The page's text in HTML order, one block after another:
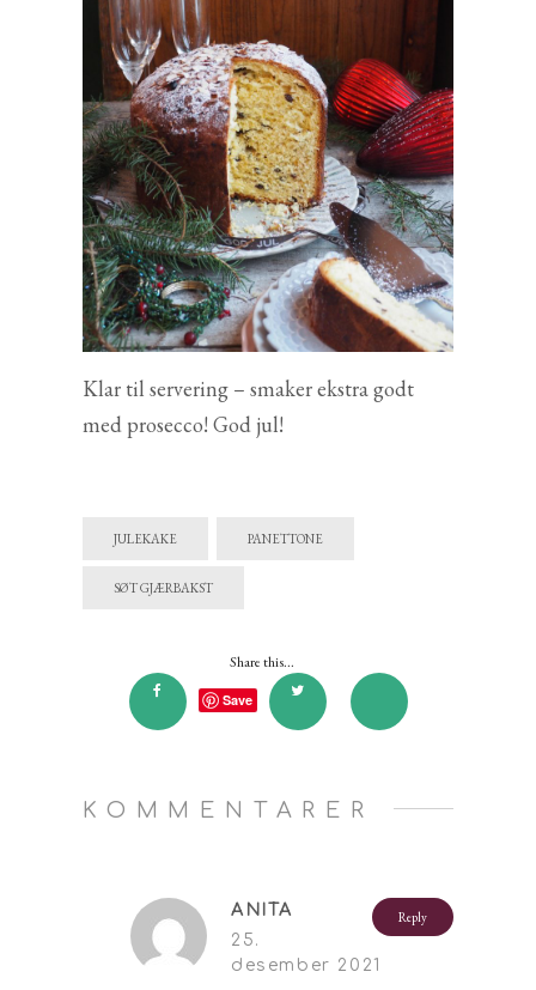
Klar til servering – smaker ekstra godt
med prosecco! God jul!
JULEKAKE PANETTONE
SØT GJÆRBAKST
Share this...
Save
KOMMENTARER
Reply
ANITA
25.
desember 2021